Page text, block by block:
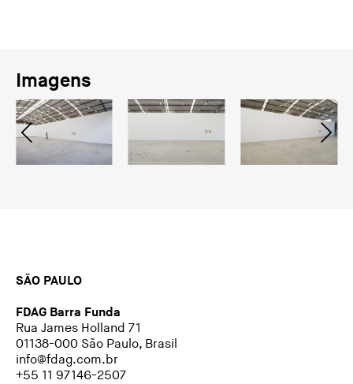
Imagens
SÃO PAULO
FDAG Barra Funda
Rua James Holland 71
01138-000 São Paulo, Brasil
info@fdag.com.br
+55 11 97146-2507